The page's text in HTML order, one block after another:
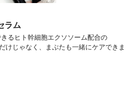
ラム
るヒト幹細胞エクソソーム配合の
けじゃなく、まぶたも一緒にケアできま